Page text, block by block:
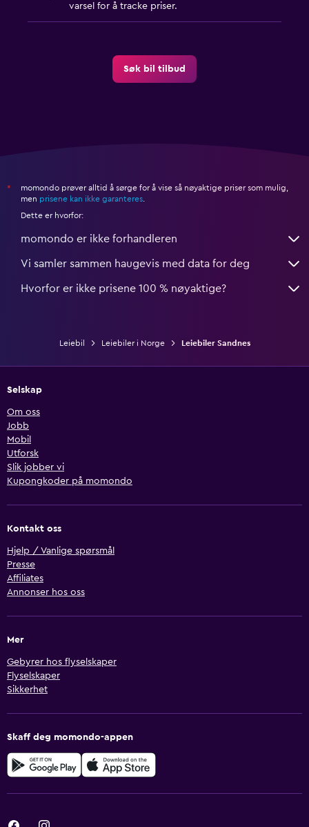
varsel for å tracke priser.
Søk bil tilbud
*
momondo prøver alltid å sørge for å vise så nøyaktige priser som mulig,
men prisene kan ikke garanteres
Dette er hvorfor:
momondo er ikke forhandleren
Vi samler sammen haugevis med data for deg
Hvorfor er ikke prisene 100 % nøyaktige?
Leiebil Leiebiler i Norge Leiebiler Sandnes
Selskap
Om oss
Jobb
Mobil
Utforsk
Slik jobber vi
Kupongkoder på momondo
Kontakt oss
Hjelp / Vanlige spørsmål
Presse
Affiliates
Annonser hos oss
Mer
Gebyrer hos flyselskaper
Flyselskaper
Sikkerhet
Skaff deg momondo-appen